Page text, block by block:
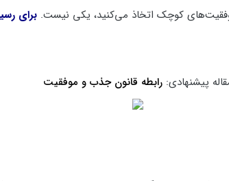
کوچک اتخاذ می‌کنید، یکی نیست.برای
پیشنهادی: رابطه قانون جذب و موفقیت